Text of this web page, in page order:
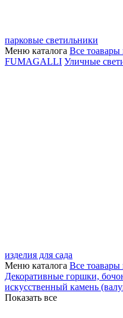
парковые светильники
Меню каталога Все тоавары
FUMAGALLI Уличные
изделия для сада
Меню каталога Все тоавары
Декоративные горшки,
искусственный камень
Показать все